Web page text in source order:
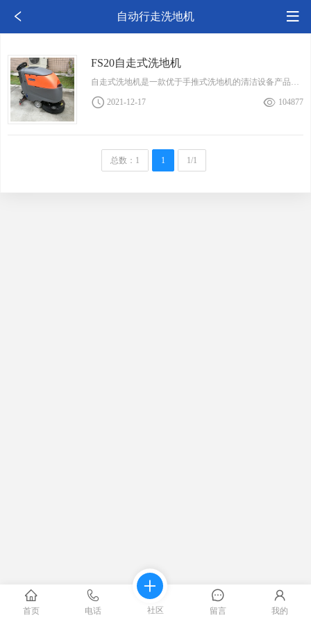
自动行走洗地机
FS20自走式洗地机
自走式洗地机是一款优于手推式洗地机的清洁设备产品。在手推洗地机的基础上加入了驱动功能。在两个大轮子的中间安装一套驱动系统。在使用时只需要打开开关即可实现自动向前行走。
2021-12-17 104877
总数：1 1 1/1
首页 电话 社区 留言 我的